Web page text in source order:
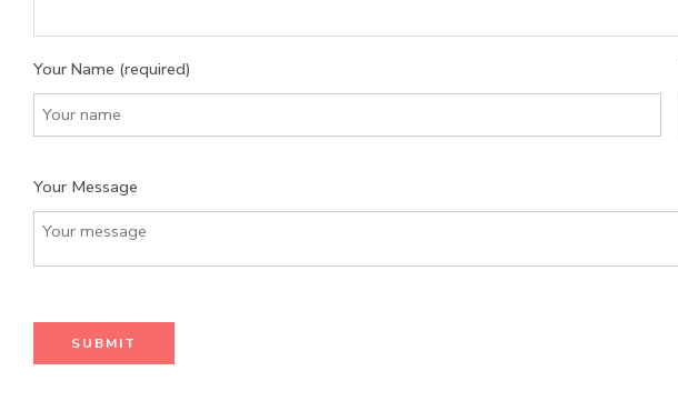
Your Name (required)
Your Message